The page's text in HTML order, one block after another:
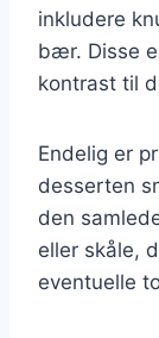
inkludere
bær. Disse
kontrast til
Endelig er
desserten
den
eller skåle,
eventuelle